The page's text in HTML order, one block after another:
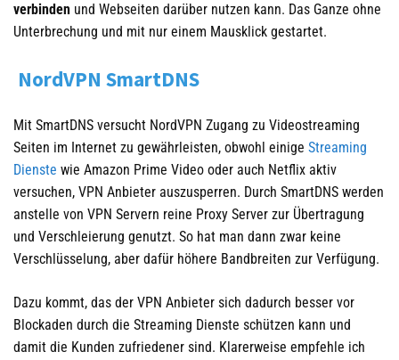
verbinden und Webseiten darüber nutzen kann. Das Ganze ohne
Unterbrechung und mit nur einem Mausklick gestartet.
NordVPN SmartDNS
Mit SmartDNS versucht NordVPN Zugang zu Videostreaming
Seiten im Internet zu gewährleisten, obwohl einige Streaming
Dienste wie Amazon Prime Video oder auch Netflix aktiv
versuchen, VPN Anbieter auszusperren. Durch SmartDNS werden
anstelle von VPN Servern reine Proxy Server zur Übertragung
und Verschleierung genutzt. So hat man dann zwar keine
Verschlüsselung, aber dafür höhere Bandbreiten zur Verfügung.
Dazu kommt, das der VPN Anbieter sich dadurch besser vor
Blockaden durch die Streaming Dienste schützen kann und
damit die Kunden zufriedener sind. Klarerweise empfehle ich